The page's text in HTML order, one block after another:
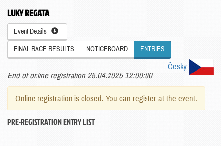
LUKY REGATA
Event Details
FINAL RACE RESULTS NOTICEBOARD ENTRIES
Česky
End of online registration 25.04.2025 12:00:00
Online registration is closed. You can register at the event.
PRE-REGISTRATION ENTRY LIST